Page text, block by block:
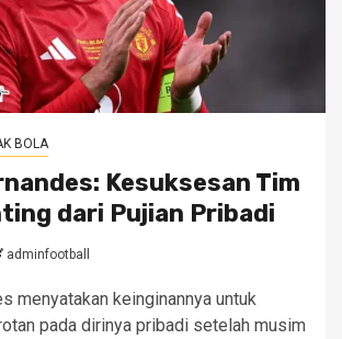
BOLA
Kesuksesan Tim
dari Pujian Pribadi
adminfootball
menyatakan keinginannya untuk
pada dirinya pribadi setelah musim